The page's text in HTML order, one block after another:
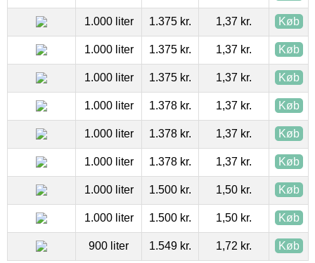
1.000 liter 1.375 kr. 1,37 kr. Køb
1.000 liter 1.375 kr. 1,37 kr. Køb
1.000 liter 1.375 kr. 1,37 kr. Køb
1.000 liter 1.378 kr. 1,37 kr. Køb
1.000 liter 1.378 kr. 1,37 kr. Køb
1.000 liter 1.378 kr. 1,37 kr. Køb
1.000 liter 1.500 kr. 1,50 kr. Køb
1.000 liter 1.500 kr. 1,50 kr. Køb
900 liter 1.549 kr. 1,72 kr. Køb